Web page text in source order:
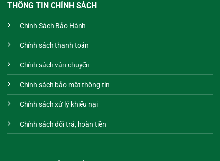
THÔNG TIN CHÍNH SÁCH
Chính Sách Bảo Hành
Chính sách thanh toán
Chính sách vận chuyển
Chính sách bảo mật thông tin
Chính sách xử lý khiếu nại
Chính sách đổi trả, hoàn tiền